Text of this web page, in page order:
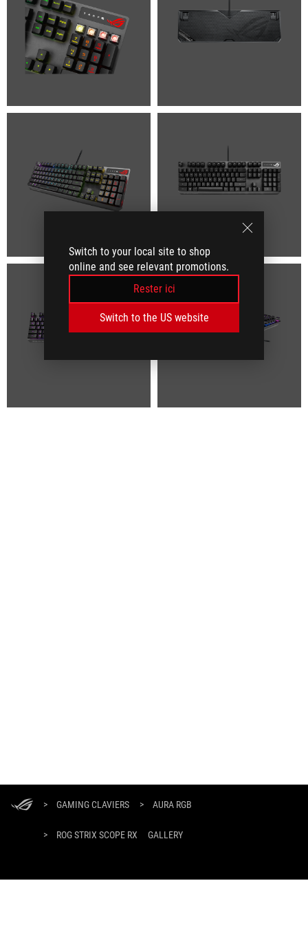
Switch to your local site to shop
online and see relevant promotions.
Rester ici
Switch to the US website
Footer
> GAMING CLAVIERS > AURA RGB
> ROG STRIX SCOPE RX GALLERY